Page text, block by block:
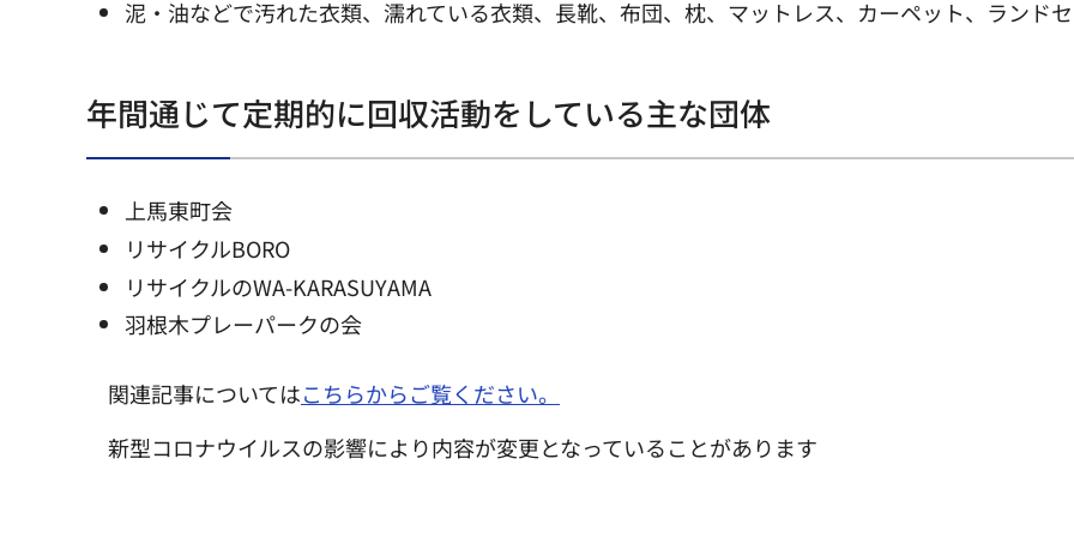
泥・油などで汚れた衣類、濡れている衣類、長靴、布団、枕、マットレス、カーペット、ランド
年間通じて定期的に回収活動をしている主な団体
上馬東町会
リサイクルBORO
リサイクルのWA-KARASUYAMA
羽根木プレーパークの会
関連記事についてはこちらからご覧ください。
新型コロナウイルスの影響により内容が変更となっていることがあります